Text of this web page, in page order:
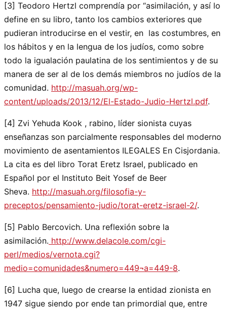
[3] Teodoro Hertzl comprendía por “asimilación, y así lo
define en su libro, tanto los cambios exteriores que
pudieran introducirse en el vestir, en las costumbres, en
los hábitos y en la lengua de los judíos, como sobre
todo la igualación paulatina de los sentimientos y de su
manera de ser al de los demás miembros no judíos de la
comunidad. http://masuah.org/wp-
content/uploads/2013/12/El-Estado-Judio-Hertzl.pdf.
[4] Zvi Yehuda Kook , rabino, líder sionista cuyas
enseñanzas son parcialmente responsables del moderno
movimiento de asentamientos ILEGALES En Cisjordania.
La cita es del libro Torat Eretz Israel, publicado en
Español por el Instituto Beit Yosef de Beer
Sheva. http://masuah.org/filosofia-y-
preceptos/pensamiento-judio/torat-eretz-israel-2/.
[5] Pablo Bercovich. Una reflexión sobre la
asimilación. http://www.delacole.com/cgi-
perl/medios/vernota.cgi?
medio=comunidades&numero=449¬a=449-8.
[6] Lucha que, luego de crearse la entidad zionista en
1947 sigue siendo por ende tan primordial que, entre